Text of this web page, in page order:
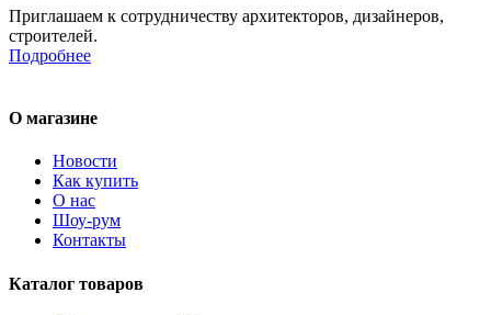
Приглашаем к сотрудничеству архитекторов, дизайнеров,
строителей.
Подробнее
О магазине
Новости
Как купить
О нас
Шоу-рум
Контакты
Каталог товаров